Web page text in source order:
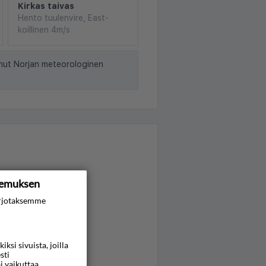
Kirkas taivas
Hento tuulenvire, East-
koillinen 4m/s
Norjan meteorologinen
sivuista, joilla
vaikuttaa